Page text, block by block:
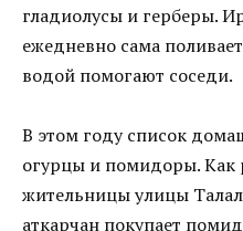
гладиолусы и герберы.
ежедневно сама
водой помогают соседи.
В этом году список
огурцы и помидоры. Как
жительницы улицы
аткарчан покупает